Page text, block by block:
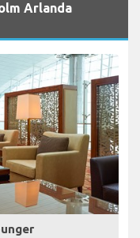
Arlanda